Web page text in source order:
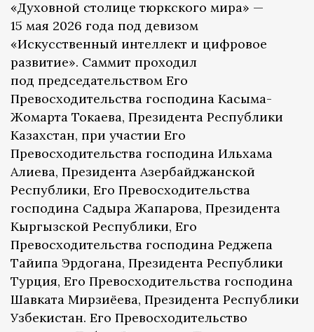
«Духовной столице тюркского мира» —
15 мая 2026 года под девизом
«Искусственный интеллект и цифровое
развитие». Саммит проходил
под председательством Его
Превосходительства господина Касыма-
Жомарта Токаева, Президента Республики
Казахстан, при участии Его
Превосходительства господина Ильхама
Алиева, Президента Азербайджанской
Республики, Его Превосходительства
господина Садыра Жапарова, Президента
Кыргызской Республики, Его
Превосходительства господина Реджепа
Тайипа Эрдогана, Президента Республики
Турция, Его Превосходительства господина
Шавката Мирзиёева, Президента Республики
Узбекистан. Его Превосходительство